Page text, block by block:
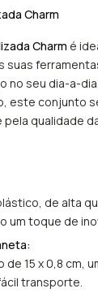
Charm
Charm é
suas
no seu dia-a-
este conjunto
qualidade
de alta
um toque de
de 15 x 0,8 cm,
transporte.